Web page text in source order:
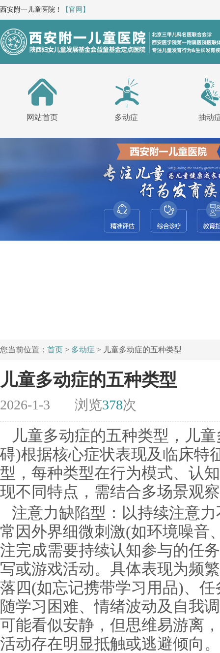
西安附一儿童医院！ 【官网】
网站首页 多动症 抽动
您当前位置： 首页 > 多动症 > 儿童多动症的五种类型
儿童多动症的五种类型
2026-1-3 浏览378次
儿童多动症的五种类型，儿
碍)根据核心症状表现及临床特
型，每种类型在行为模式、认
现不同特点，需结合多场景观
注意力缺陷型：以持续注意
常因外界细微刺激(如环境噪音
注完成需要持续认知参与的任
写或游戏活动。具体表现为频
落四(如忘记携带学习用品)、
随学习困难、情绪波动及自我
可能看似安静，但思维易游离
活动存在明显抵触或逃避倾向。